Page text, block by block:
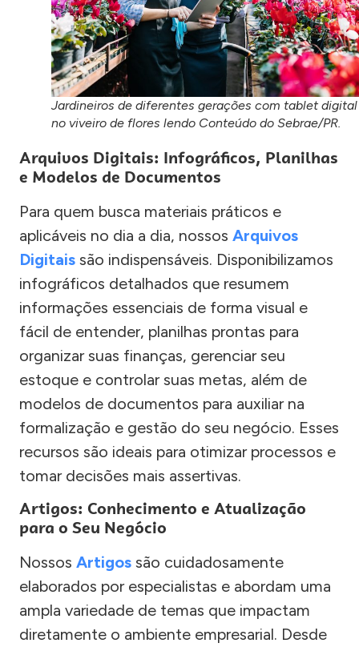
Jardineiros de diferentes gerações com tablet digital
no viveiro de flores lendo Conteúdo do Sebrae/PR.
Arquivos Digitais: Infográficos, Planilhas
e Modelos de Documentos
Para quem busca materiais práticos e
aplicáveis no dia a dia, nossos Arquivos
Digitais são indispensáveis. Disponibilizamos
infográficos detalhados que resumem
informações essenciais de forma visual e
fácil de entender, planilhas prontas para
organizar suas finanças, gerenciar seu
estoque e controlar suas metas, além de
modelos de documentos para auxiliar na
formalização e gestão do seu negócio. Esses
recursos são ideais para otimizar processos e
tomar decisões mais assertivas.
Artigos: Conhecimento e Atualização
para o Seu Negócio
Nossos Artigos são cuidadosamente
elaborados por especialistas e abordam uma
ampla variedade de temas que impactam
diretamente o ambiente empresarial. Desde